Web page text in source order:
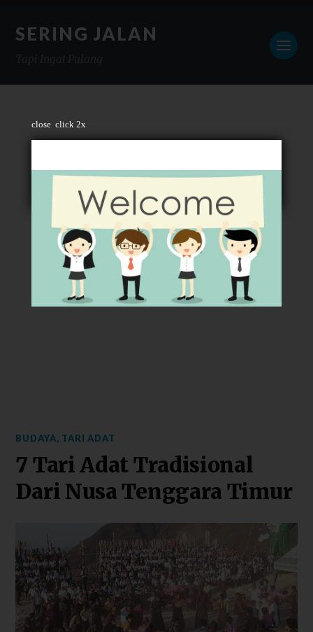
close click 2x
SERING JALAN
BUDAYA, TARI ADAT
7 Tari Adat Tradisional
Dari Nusa Tenggara Timur